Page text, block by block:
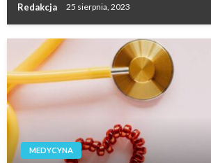
Redakcja 25 sierpnia, 2023
MEDYCYNA